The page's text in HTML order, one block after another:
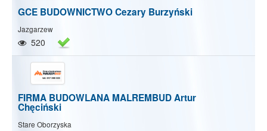
GCE BUDOWNICTWO Cezary Burzyński
Jazgarzew
520
FIRMA BUDOWLANA MALREMBUD Artur
Chęciński
Stare Oborzyska